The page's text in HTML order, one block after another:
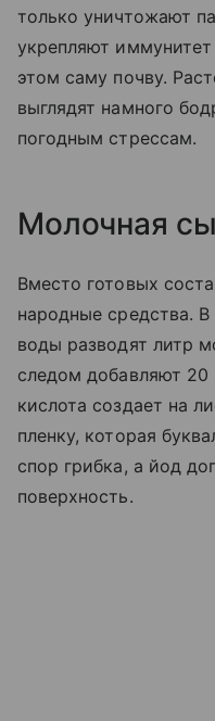
только уничтожают
укрепляют
этом саму почву.
выглядят намного
погодным стрессам.
Молочная
Вместо готовых
народные средства.
воды разводят литр
следом добавляют 20
кислота создает на
пленку, которая
спор грибка, а йод
поверхность.